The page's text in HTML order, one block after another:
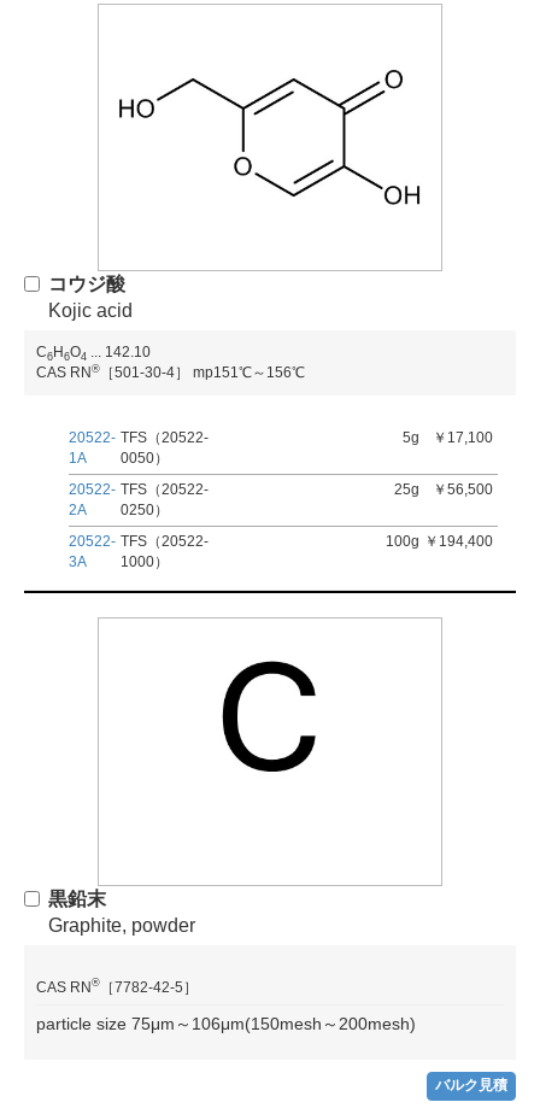
コウジ酸
Kojic acid
C6 H 6O4 ... 142.10
CAS RN ® ［501-30-4］ mp151℃～156℃
20522-
1A
TFS（20522-
0050）
5g ￥17,100
20522-
2A
TFS（20522-
0250）
25g ￥56,500
20522-
3A
TFS（20522-
1000）
100g ￥194,400
黒鉛末
Graphite, powder
CAS RN® ［7782-42-5］
particle size 75μm～106μm(150mesh～200mesh)
バルク見積